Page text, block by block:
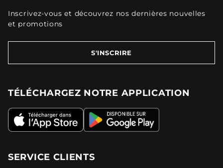
Inscrivez-vous et découvrez nos dernières nouvelles
et promotions
S'INSCRIRE
TÉLÉCHARGEZ NOTRE APPLICATION
SERVICE CLIENTS